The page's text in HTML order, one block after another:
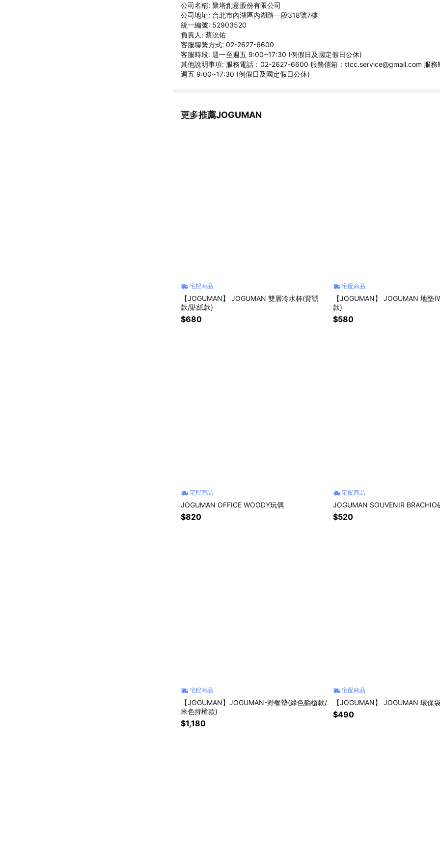
公司名稱: 聚塔創意股份有限公司
公司地址: 台北市內湖區內湖路一段318號7樓
統一編號: 52903520
負責人: 蔡沇佑
客服聯繫方式: 02-2627-6600
客服時段: 週一至週五 9:00~17:30 (例假日及國定假日公休)
其他說明事項: 服務電話：02-2627-6600 服務信箱：ttcc.service@gmail.com 服務
週五 9:00~17:30 (例假日及國定假日公休)
更多推薦JOGUMAN
看更多
宅配商品
【JOGUMAN】 JOGUMAN 雙層冷水杯(背號
款/貼紙款)
$680
宅配商品
【JOGUMAN】 JOGUMAN 地墊
款)
$580
宅配商品
JOGUMAN OFFICE WOODY玩偶
$820
宅配商品
JOGUMAN SOUVENIR BRACHIO
$520
宅配商品
【JOGUMAN】JOGUMAN-野餐墊(綠色躺槍款/
米色持槍款)
$1,180
宅配商品
【JOGUMAN】 JOGUMAN 環保
$490